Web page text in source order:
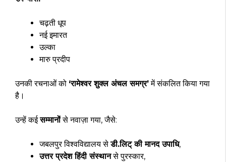
चढ़ती धूप
नई इमारत
उल्का
मारु प्रदीप
उनकी रचनाओं को ‘रामेश्वर शुक्ल अंचल समग्र’में संकलित किया गया
है।
उन्हें कईसम्मानोंसे नवाज़ा गया, जैसे:
जबलपुर विश्वविद्यालय सेडी.लिट् की मानद उपाधि,
उत्तर प्रदेश हिंदी संस्थानसे पुरस्कार,